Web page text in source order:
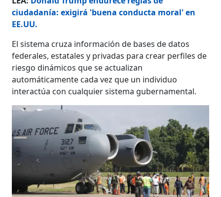
ciudadanía: exigirá 'buena conducta moral' en
EE.UU.
El sistema cruza información de bases de datos
federales, estatales y privadas para crear perfiles de
riesgo dinámicos que se actualizan
automáticamente cada vez que un individuo
interactúa con cualquier sistema gubernamental.